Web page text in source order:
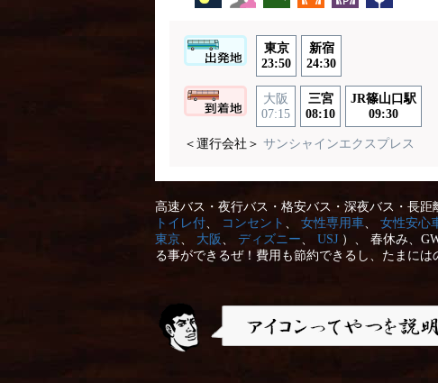
東京
23:50
新宿
24:30
大阪
07:15
三宮
08:10
JR篠山口駅
09:30
＜運行会社＞ サンシャインエクスプレス
高速バス・夜行バス・格安バス・深夜バス・長
トイレ付、 コンセント 、 女性専用車、 女性安心
東京、 大阪 、 ディズニー、 USJ ）、 春休み、
る事ができるぜ！費用も節約できるし、たまに